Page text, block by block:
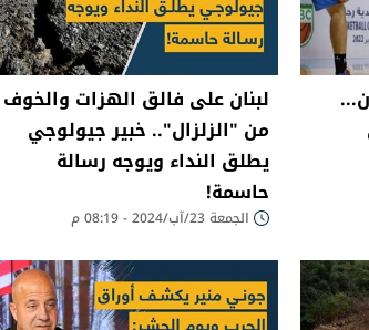
لبنان على فالق الهزات والخوف
من "الزلزال".. خبير جيولوجي
يطلق النداء ويوجه رسالة
حاسمة!
الجمعة 23/آب/2024 - 08:19 م